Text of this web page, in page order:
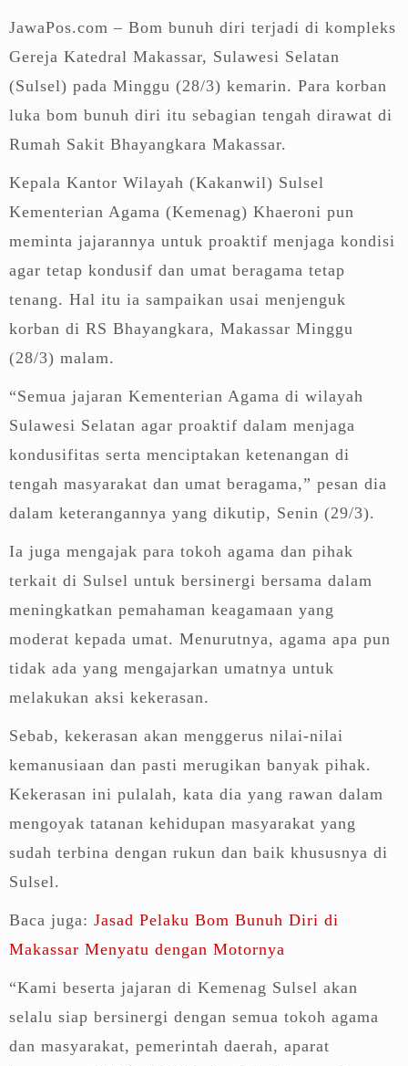
JawaPos.com – Bom bunuh diri terjadi di kompleks
Gereja Katedral Makassar, Sulawesi Selatan
(Sulsel) pada Minggu (28/3) kemarin. Para korban
luka bom bunuh diri itu sebagian tengah dirawat di
Rumah Sakit Bhayangkara Makassar.
Kepala Kantor Wilayah (Kakanwil) Sulsel
Kementerian Agama (Kemenag) Khaeroni pun
meminta jajarannya untuk proaktif menjaga kondisi
agar tetap kondusif dan umat beragama tetap
tenang. Hal itu ia sampaikan usai menjenguk
korban di RS Bhayangkara, Makassar Minggu
(28/3) malam.
“Semua jajaran Kementerian Agama di wilayah
Sulawesi Selatan agar proaktif dalam menjaga
kondusifitas serta menciptakan ketenangan di
tengah masyarakat dan umat beragama,” pesan dia
dalam keterangannya yang dikutip, Senin (29/3).
Ia juga mengajak para tokoh agama dan pihak
terkait di Sulsel untuk bersinergi bersama dalam
meningkatkan pemahaman keagamaan yang
moderat kepada umat. Menurutnya, agama apa pun
tidak ada yang mengajarkan umatnya untuk
melakukan aksi kekerasan.
Sebab, kekerasan akan menggerus nilai-nilai
kemanusiaan dan pasti merugikan banyak pihak.
Kekerasan ini pulalah, kata dia yang rawan dalam
mengoyak tatanan kehidupan masyarakat yang
sudah terbina dengan rukun dan baik khususnya di
Sulsel.
Baca juga: Jasad Pelaku Bom Bunuh Diri di
Makassar Menyatu dengan Motornya
“Kami beserta jajaran di Kemenag Sulsel akan
selalu siap bersinergi dengan semua tokoh agama
dan masyarakat, pemerintah daerah, aparat